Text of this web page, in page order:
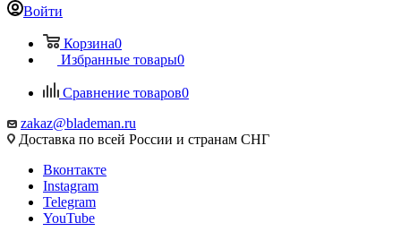
Войти
Корзина0
Избранные товары0
Сравнение товаров0
zakaz@blademan.ru
Доставка по всей России и странам СНГ
Вконтакте
Instagram
Telegram
YouTube